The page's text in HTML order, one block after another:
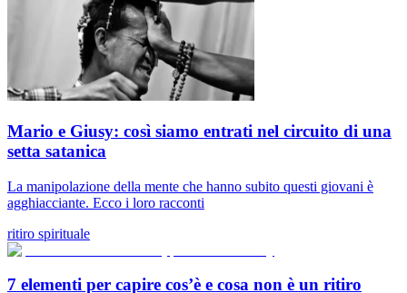
Mario e Giusy: così siamo entrati nel circuito di una
setta satanica
La manipolazione della mente che hanno subito questi giovani è
agghiacciante. Ecco i loro racconti
ritiro spirituale
7 elementi per capire cos’è e cosa non è un ritiro